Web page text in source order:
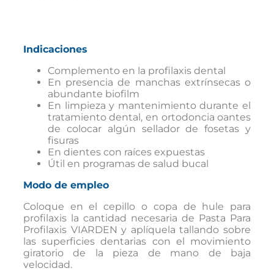
Indicaciones
Complemento en la profilaxis dental
En presencia de manchas extrínsecas o
abundante biofilm
En limpieza y mantenimiento durante el
tratamiento dental, en ortodoncia oantes
de colocar algún sellador de fosetas y
fisuras
En dientes con raíces expuestas
Útil en programas de salud bucal
Modo de empleo
Coloque en el cepillo o copa de hule para
profilaxis la cantidad necesaria de Pasta Para
Profilaxis VIARDEN y aplíquela tallando sobre
las superficies dentarias con el movimiento
giratorio de la pieza de mano de baja
velocidad.